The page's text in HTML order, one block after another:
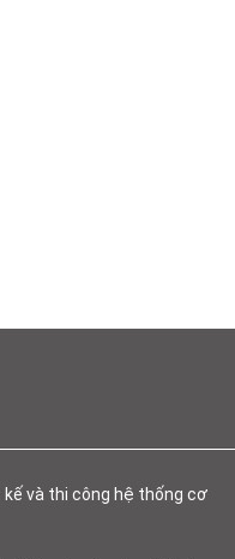
và thi công hệ thống cơ